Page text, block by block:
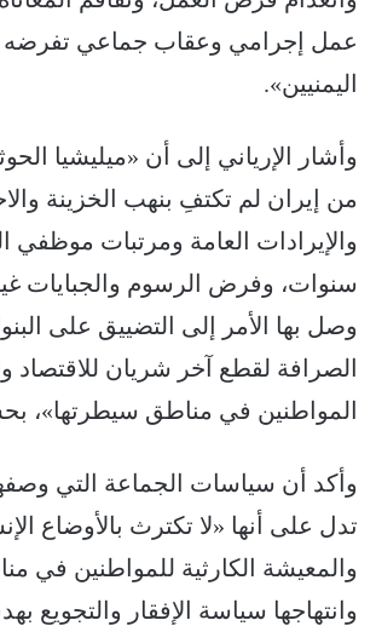
عمل إجرامي وعقاب جماعي تفرضه
اليمنيين»‏.
وأشار الإرياني إلى أن «ميليشيا
من إيران لم تكتفِ بنهب الخزينة
سنوات، وفرض الرسوم والجبايات غير
وصل بها الأمر إلى التضييق على
الصرافة لقطع آخر شريان للاقتصاد
المواطنين في مناطق سيطرتها‏»،
وأكد أن سياسات الجماعة التي
تدل على أنها «لا تكترث بالأوضاع
والمعيشة الكارثية للمواطنين في
وانتهاجها سياسة الإفقار والتجويع